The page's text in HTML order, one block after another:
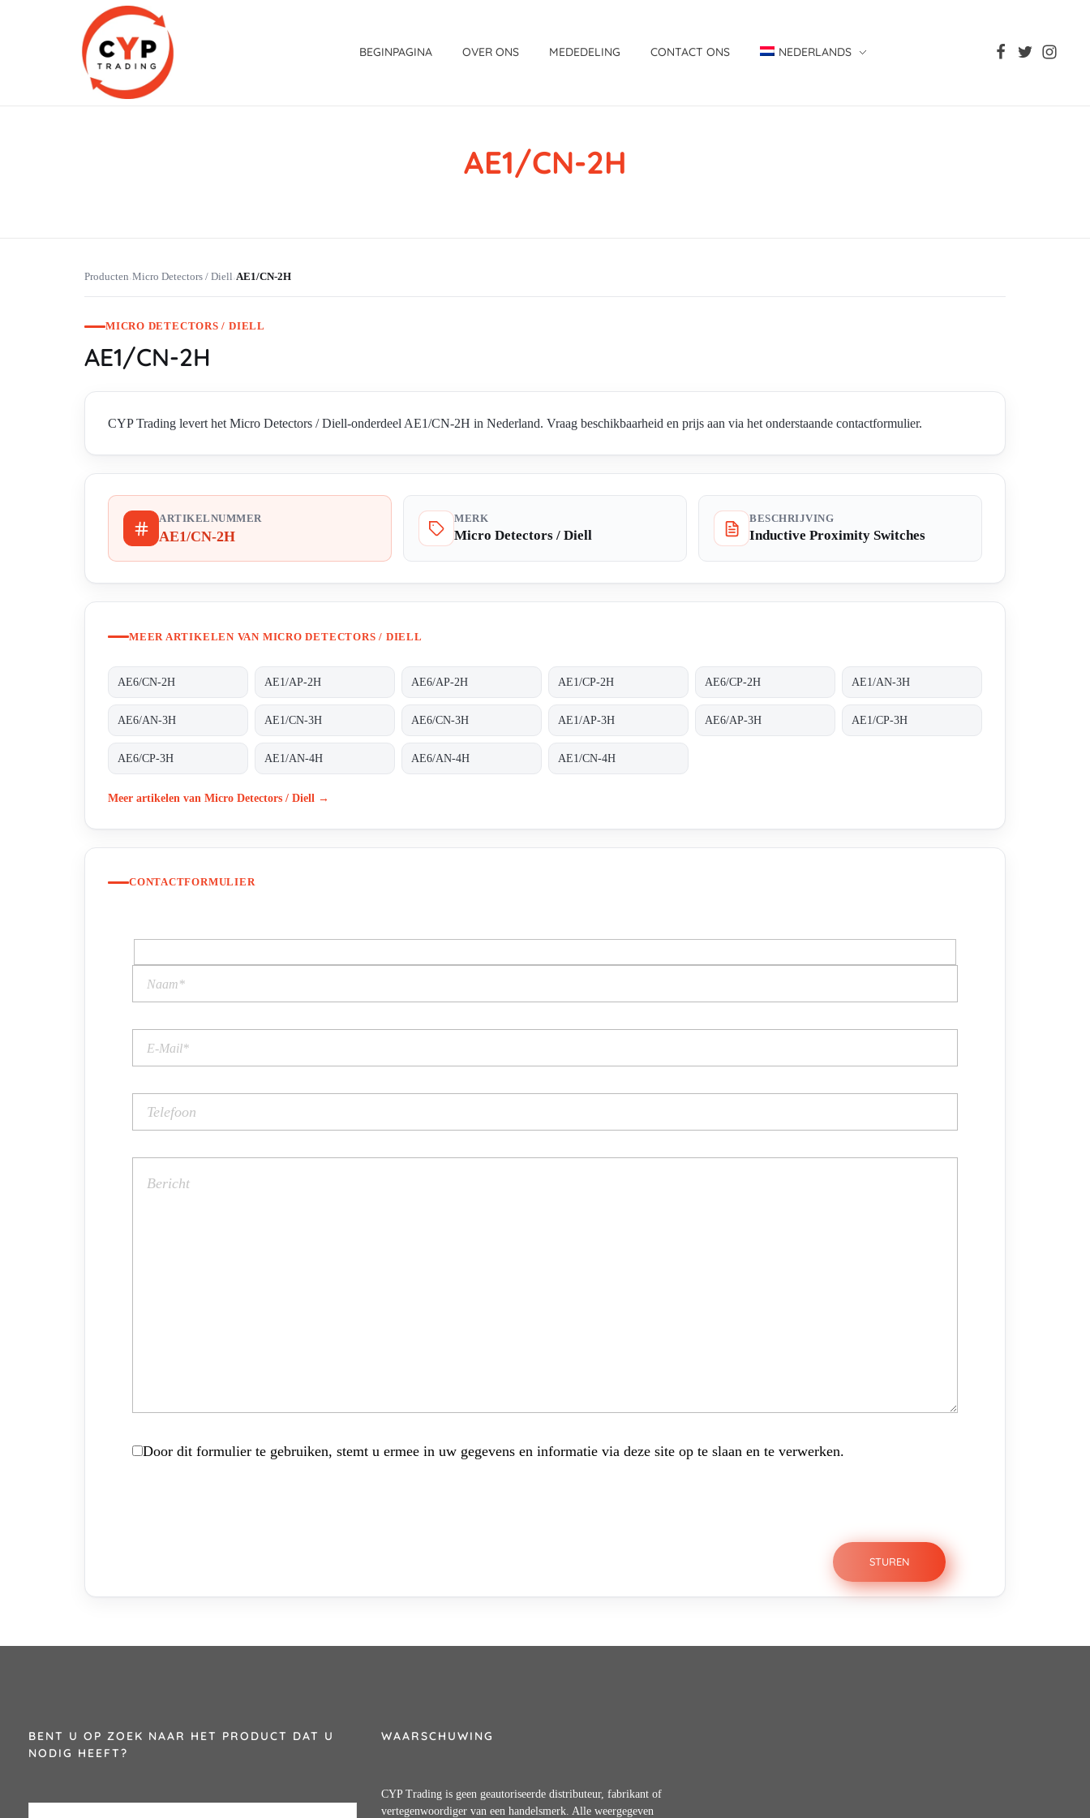
BEGINPAGINA OVER ONS MEDEDELING CONTACT ONS NEDERLANDS
AE1/CN-2H
Producten›Micro Detectors / Diell›AE1/CN-2H
MICRO DETECTORS / DIELL
AE1/CN-2H
CYP Trading levert het Micro Detectors / Diell-onderdeel AE1/CN-2H in Nederland. Vraag beschikbaarheid en prijs aan via het onderstaande contactformulier.
ARTIKELNUMMER
AE1/CN-2H
MERK
Micro Detectors / Diell
BESCHRIJVING
Inductive Proximity Switches
MEER ARTIKELEN VAN MICRO DETECTORS / DIELL
AE6/CN-2H AE1/AP-2H AE6/AP-2H AE1/CP-2H AE6/CP-2H AE1/AN-3H
AE6/AN-3H AE1/CN-3H AE6/CN-3H AE1/AP-3H AE6/AP-3H AE1/CP-3H
AE6/CP-3H AE1/AN-4H AE6/AN-4H AE1/CN-4H
Meer artikelen van Micro Detectors / Diell →
CONTACTFORMULIER
Door dit formulier te gebruiken, stemt u ermee in uw gegevens en informatie via deze site op te slaan en te verwerken.
BENT U OP ZOEK NAAR HET PRODUCT DAT U
NODIG HEEFT?
WAARSCHUWING
CYP Trading is geen geautoriseerde distributeur, fabrikant of
vertegenwoordiger van een handelsmerk. Alle weergegeven